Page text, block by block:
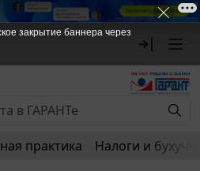
практика Налоги и
закрытие баннера через